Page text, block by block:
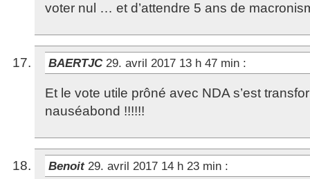
voter nul … et d’attendre 5 ans de
BAERTJC 29. avril 2017 13 h 47 min :
Et le vote utile prôné avec NDA s’est
nauséabond !!!!!!
Benoit 29. avril 2017 14 h 23 min :